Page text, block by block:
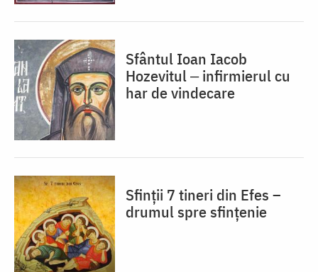
Sfântul Ioan Iacob
Hozevitul ‒ infirmierul cu
har de vindecare
Sfinții 7 tineri din Efes –
drumul spre sfințenie